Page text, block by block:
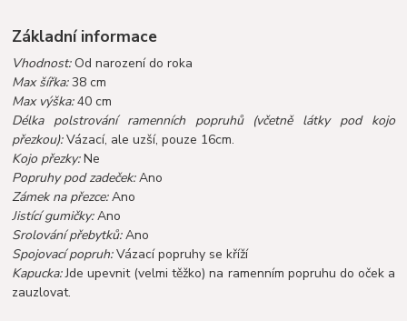
Základní informace
Vhodnost:Od narození do roka
Max šířka:38 cm
Max výška:40 cm
Délka polstrování ramenních popruhů (včetně látky pod kojo
přezkou):Vázací, ale uzší, pouze 16cm.
Kojo přezky:Ne
Popruhy pod zadeček:Ano
Zámek na přezce:Ano
Jistící gumičky:Ano
Srolování přebytků:Ano
Spojovací popruh:Vázací popruhy se kříží
Kapucka:Jde upevnit (velmi těžko) na ramenním popruhu do oček a
zauzlovat.